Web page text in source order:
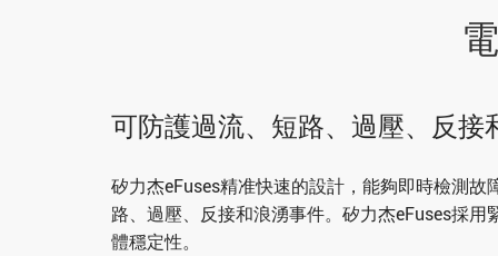
可防護過流、短路、過壓、反接
矽力杰eFuses精准快速的設計，能夠即時檢測
路、過壓、反接和浪湧事件。矽力杰eFuses採
體穩定性。